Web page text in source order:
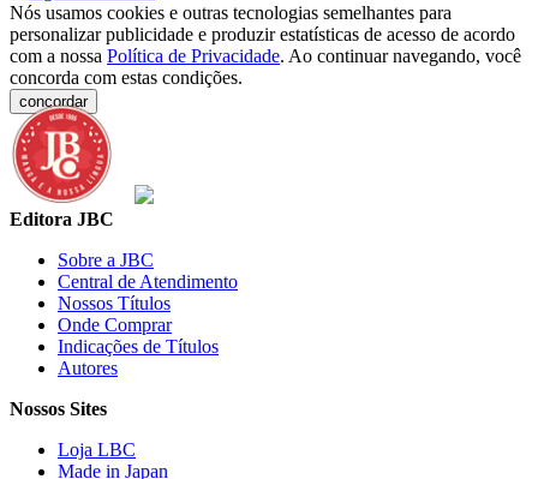
Nós usamos cookies e outras tecnologias semelhantes para
personalizar publicidade e produzir estatísticas de acesso de acordo
com a nossa Política de Privacidade. Ao continuar navegando, você
concorda com estas condições.
concordar
Editora JBC
Sobre a JBC
Central de Atendimento
Nossos Títulos
Onde Comprar
Indicações de Títulos
Autores
Nossos Sites
Loja LBC
Made in Japan